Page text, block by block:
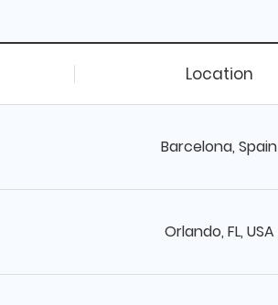
Location
Barcelona, Spain
Orlando, FL, USA